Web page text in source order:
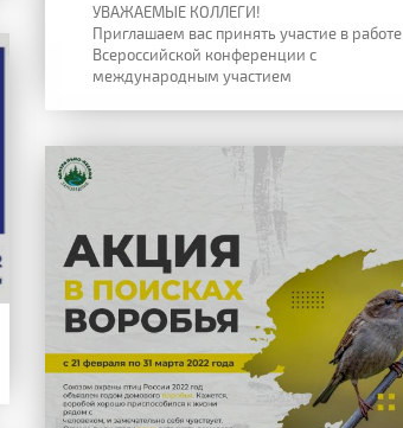
УВАЖАЕМЫЕ КОЛЛЕГИ!
Приглашаем вас принять участие в работе
Всероссийской конференции с
международным участием